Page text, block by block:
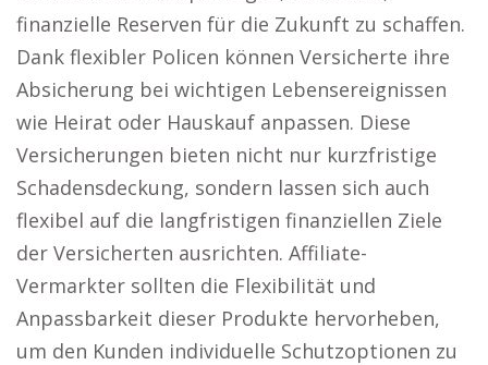
finanzielle Reserven für die Zukunft zu schaffen.
Dank flexibler Policen können Versicherte ihre
Absicherung bei wichtigen Lebensereignissen
wie Heirat oder Hauskauf anpassen. Diese
Versicherungen bieten nicht nur kurzfristige
Schadensdeckung, sondern lassen sich auch
flexibel auf die langfristigen finanziellen Ziele
der Versicherten ausrichten. Affiliate-
Vermarkter sollten die Flexibilität und
Anpassbarkeit dieser Produkte hervorheben,
um den Kunden individuelle Schutzoptionen zu